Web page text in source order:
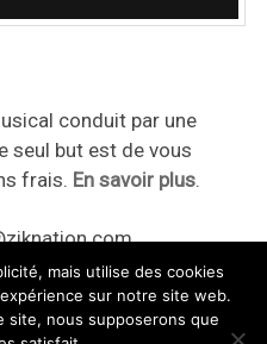
conduit par une
seul but est de vous
frais. En savoir plus.
mais utilise des cookies
sur notre site web.
site, nous supposerons que